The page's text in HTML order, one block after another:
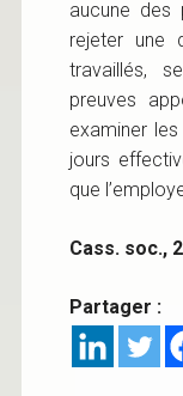
aucune des
rejeter une
travaillés,
preuves
examiner
jours
que
Cass. soc.,
Partager :